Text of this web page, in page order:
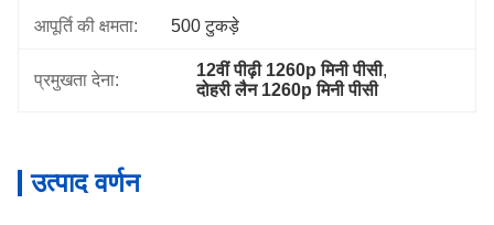
आपूर्ति की क्षमता: 500 टुकड़े
प्रमुखता देना:
12वीं पीढ़ी 1260p मिनी पीसी,
दोहरी लैन 1260p मिनी पीसी
उत्पाद वर्णन